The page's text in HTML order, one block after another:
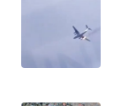
DEPOK
WN